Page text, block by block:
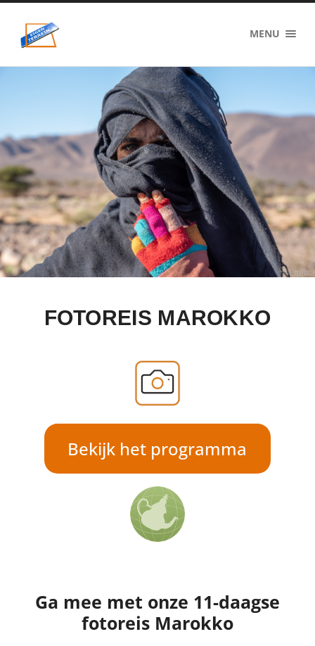
eigenzinnig
terrein
MENU
FOTOREIS MAROKKO
Bekijk het programma
Ga mee met onze 11-daagse
fotoreis Marokko